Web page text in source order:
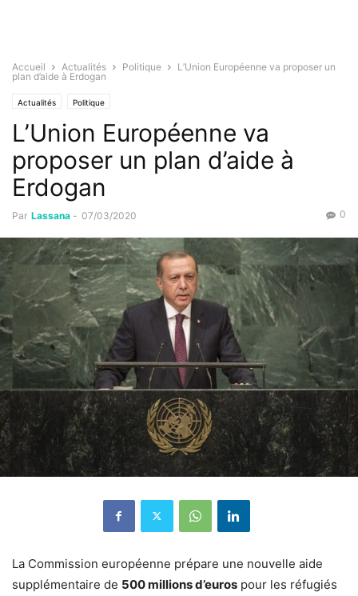
Accueil Actualités Politique
L’Union Européenne va proposer un
plan d’aide à Erdogan
Actualités Politique
L’Union Européenne va
proposer un plan d’aide à
Erdogan
Par Lassana - 07/03/2020 0
La Commission européenne prépare une nouvelle aide
supplémentaire de 500 millions d’euros pour les réfugiés